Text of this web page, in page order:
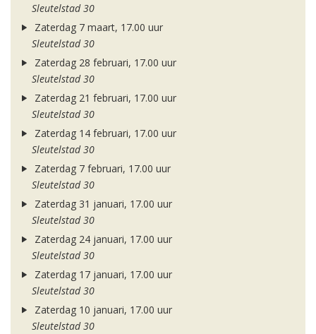
Sleutelstad 30
Zaterdag 7 maart, 17.00 uur
Sleutelstad 30
Zaterdag 28 februari, 17.00 uur
Sleutelstad 30
Zaterdag 21 februari, 17.00 uur
Sleutelstad 30
Zaterdag 14 februari, 17.00 uur
Sleutelstad 30
Zaterdag 7 februari, 17.00 uur
Sleutelstad 30
Zaterdag 31 januari, 17.00 uur
Sleutelstad 30
Zaterdag 24 januari, 17.00 uur
Sleutelstad 30
Zaterdag 17 januari, 17.00 uur
Sleutelstad 30
Zaterdag 10 januari, 17.00 uur
Sleutelstad 30